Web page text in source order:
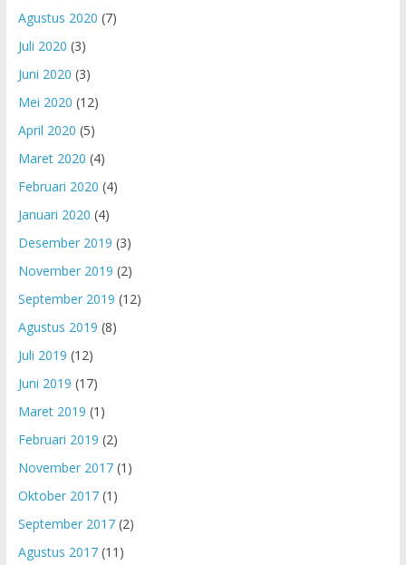
Agustus 2020 (7)
Juli 2020 (3)
Juni 2020 (3)
Mei 2020 (12)
April 2020 (5)
Maret 2020 (4)
Februari 2020 (4)
Januari 2020 (4)
Desember 2019 (3)
November 2019 (2)
September 2019 (12)
Agustus 2019 (8)
Juli 2019 (12)
Juni 2019 (17)
Maret 2019 (1)
Februari 2019 (2)
November 2017(1)
Oktober 2017(1)
September 2017(2)
Agustus 2017(11)